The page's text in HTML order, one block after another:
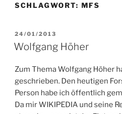
SCHLAGWORT: MFS
VERÖFFENTLICHT
AM
24/01/2013
Wolfgang Höher
Zum Thema Wolfgang Höher
geschrieben. Den heutigen
Person habe ich öffentlich
Da mir WIKIPEDIA und seine